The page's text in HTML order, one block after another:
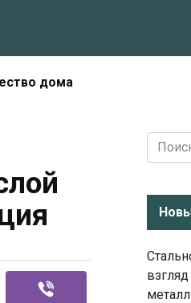
дома
Search
for: